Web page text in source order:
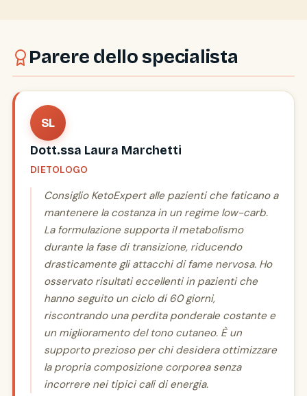
Parere dello specialista
SL
Dott.ssa Laura Marchetti
DIETOLOGO
Consiglio KetoExpert alle pazienti che faticano a
mantenere la costanza in un regime low-carb.
La formulazione supporta il metabolismo
durante la fase di transizione, riducendo
drasticamente gli attacchi di fame nervosa. Ho
osservato risultati eccellenti in pazienti che
hanno seguito un ciclo di 60 giorni,
riscontrando una perdita ponderale costante e
un miglioramento del tono cutaneo. È un
supporto prezioso per chi desidera ottimizzare
la propria composizione corporea senza
incorrere nei tipici cali di energia.